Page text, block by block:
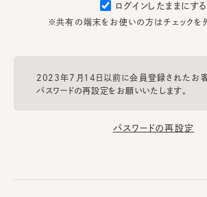
ログインしたままにする
※共有の端末をお使いの方はチェックを
2023年7月14日以前に会員登録されたお客
パスワードの再設定をお願いいたします。
パスワードの再設定